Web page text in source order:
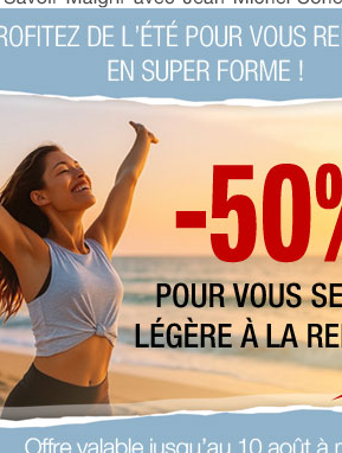
solutions pour maigrir et être
PLUS
SANTÉ